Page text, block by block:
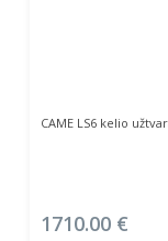
CAME LS6 kelio
1710.00 €